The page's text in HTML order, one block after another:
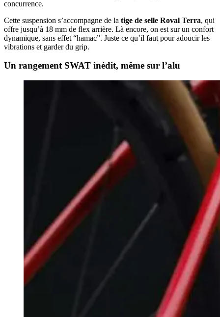
concurrence.
Cette suspension s’accompagne de la tige de selle Roval Terra, qui
offre jusqu’à 18 mm de flex arrière. Là encore, on est sur un confort
dynamique, sans effet “hamac”. Juste ce qu’il faut pour adoucir les
vibrations et garder du grip.
Un rangement SWAT inédit, même sur l’alu